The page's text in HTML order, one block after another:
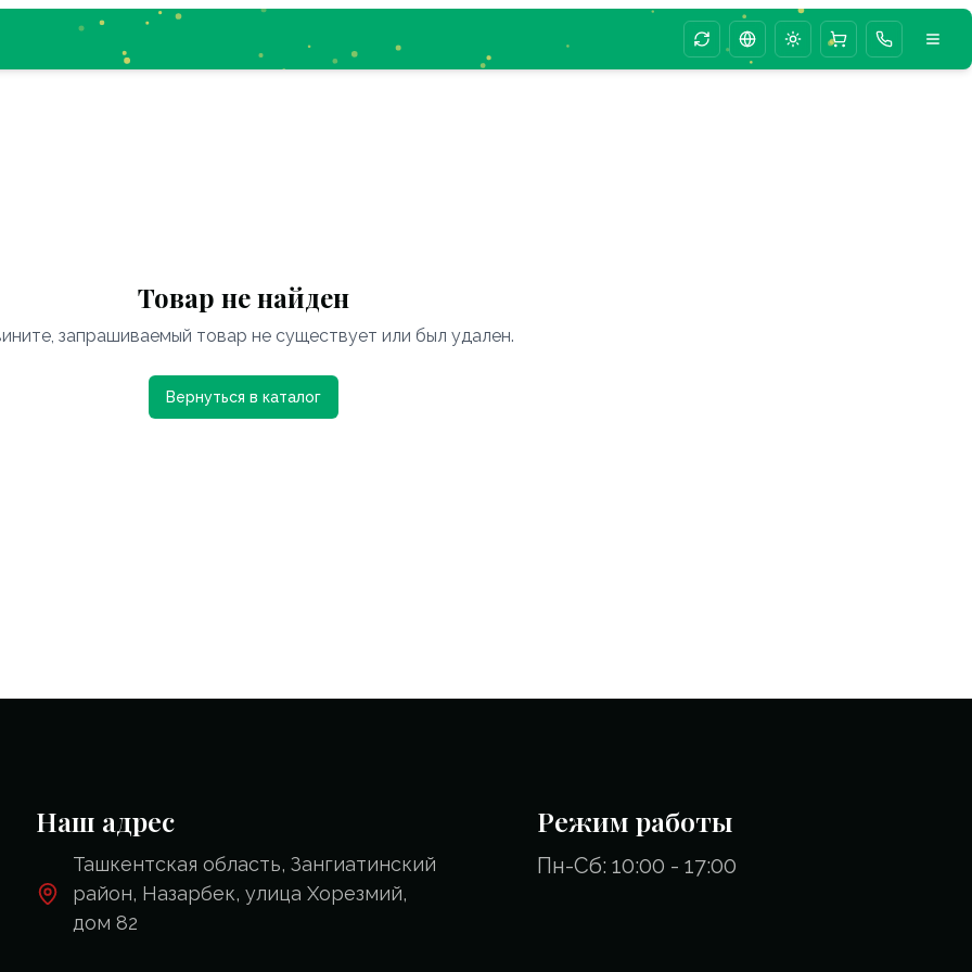
Change season animation
Change language
Toggle theme
Товар не найден
запрашиваемый товар не существует или был удален.
Вернуться в каталог
Наш адрес
Ташкентская область, Зангиатинский
район, Назарбек, улица Хорезмий,
дом 82
Режим работы
Пн-Сб: 10:00 - 17:00